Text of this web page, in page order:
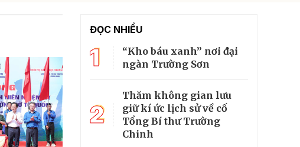
ĐỌC NHIỀU
1
“Kho báu xanh” nơi đại
ngàn Trường Sơn
2
Thăm không gian lưu
giữ kí ức lịch sử về cố
Tổng Bí thư Trường
Chinh